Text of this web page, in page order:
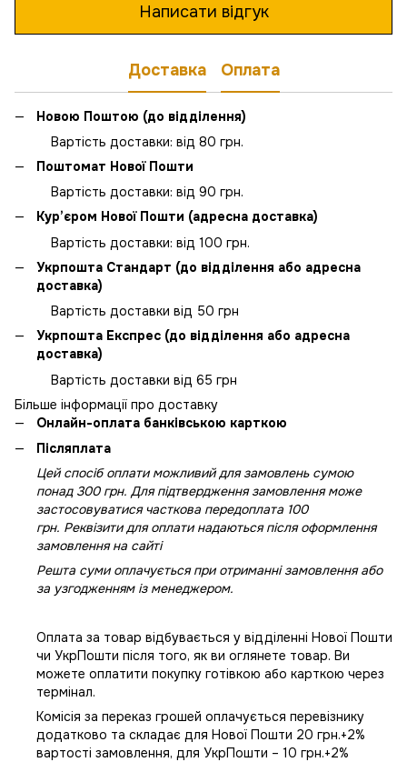
Написати відгук
Доставка Оплата
Новою Поштою (до відділення)
Вартість доставки: від 80 грн.
Поштомат Нової Пошти
Вартість доставки: від 90 грн.
Кур’єром Нової Пошти (адресна доставка)
Вартість доставки: від 100 грн.
Укрпошта Стандарт (до відділення або адресна
доставка)
Вартість доставки від 50 грн
Укрпошта Експрес (до відділення або адресна
доставка)
Вартість доставки від 65 грн
Більше інформації про доставку
Онлайн-оплата банківською карткою
Післяплата
Цей спосіб оплати можливий для замовлень сумою
понад 300 грн. Для підтвердження замовлення може
застосовуватися часткова передоплата 100
грн. Реквізити для оплати надаються після оформлення
замовлення на сайті
Решта суми оплачується при отриманні замовлення або
за узгодженням із менеджером.
Оплата за товар відбувається у відділенні Нової Пошти
чи УкрПошти після того, як ви оглянете товар. Ви
можете оплатити покупку готівкою або карткою через
термінал.
Комісія за переказ грошей оплачується перевізнику
додатково та складає для Нової Пошти 20 грн.+2%
вартості замовлення, для УкрПошти – 10 грн.+2%